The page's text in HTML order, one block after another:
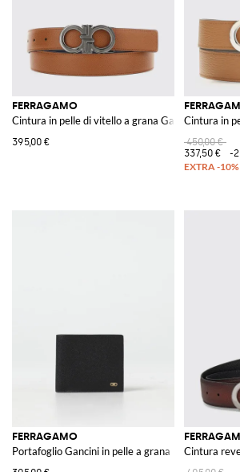
FERRAGAMO
Cintura in pelle di vitello a grana Gancini
395,00 €
Cintura in
450,00 €
337,50 €
-
FERRAGAMO
Portafoglio Gancini in pelle a grana Cintura